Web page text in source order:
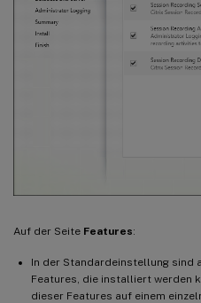
Auf der Seite Features:
In der Standardeinstellung sind
Features, die installiert werden
dieser Features auf einem